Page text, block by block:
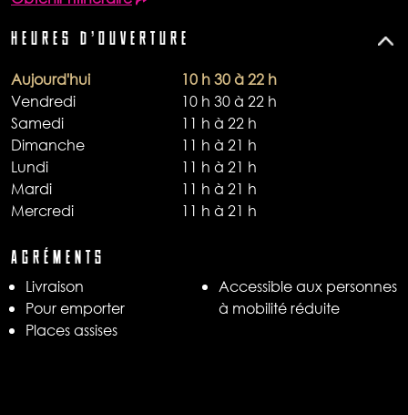
HEURES D'OUVERTURE
Aujourd'hui
10 h 30 à 22 h
Vendredi
10 h 30 à 22 h
Samedi
11 h à 22 h
Dimanche
11 h à 21 h
Lundi
11 h à 21 h
Mardi
11 h à 21 h
Mercredi
11 h à 21 h
AGRÉMENTS
Livraison​
Pour emporter​
Places assises
Accessible aux personnes
à mobilité réduite